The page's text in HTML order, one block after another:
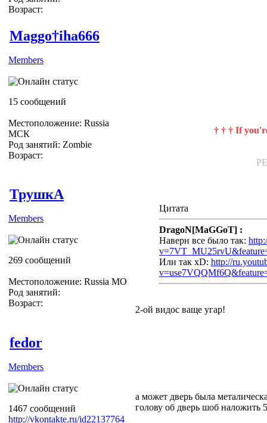
Возраст:
Maggo†iha666
Members
15 сообщений
Местоположение: Russia
МСК
Род занятий: Zombie
Возраст:
† † † If
ТрушкА
Members
269 сообщений
Местоположение: Russia МО
Род занятий:
Возраст:
Цитата
DragoN[MaGGoT] :
Наверн все было так:
Или так xD: http://
2-ой видос ваще угар!
fedor
Members
1467 сообщений
http://vkontakte.ru/id22137764
а может дверь была
голову об дверь шоб наложить